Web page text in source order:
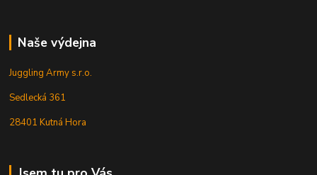
Naše výdejna
Juggling Army s.r.o.
Sedlecká 361
28401 Kutná Hora